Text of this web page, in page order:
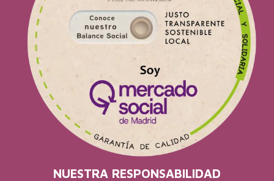
NUESTRA RESPONSABILIDAD